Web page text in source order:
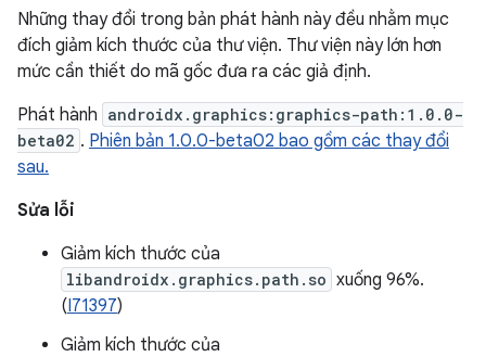
Những thay đổi trong bản phát hành này đều nhằm mục
đích giảm kích thước của thư viện. Thư viện này lớn hơn
mức cần thiết do mã gốc đưa ra các giả định.
Phát hành androidx.graphics:graphics-path:1.0.0-
beta02 . Phiên bản 1.0.0-beta02 bao gồm các thay đổi
sau.
Sửa lỗi
Giảm kích thước của
libandroidx.graphics.path.so xuống 96%.
(I71397)
Giảm kích thước của